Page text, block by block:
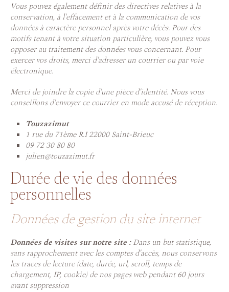
Vous pouvez également définir des directives relatives à la
conservation, à l'effacement et à la communication de vos
données à caractère personnel après votre décès. Pour des
motifs tenant à votre situation particulière, vous pouvez vous
opposer au traitement des données vous concernant. Pour
exercer vos droits, merci d'adresser un courrier ou par voie
électronique.
Merci de joindre la copie d'une pièce d'identité. Nous vous
conseillons d'envoyer ce courrier en mode accusé de réception.
Touzazimut
1 rue du 71ème R.I 22000 Saint-Brieuc
09 72 30 80 80
julien@touzazimut.fr
Durée de vie des données
personnelles
Données de gestion du site internet
Données de visites sur notre site :Dans un but statistique,
sans rapprochement avec les comptes d'accès, nous conservons
les traces de lecture (date, durée, url, scroll, temps de
chargement, IP, cookie) de nos pages web pendant 60 jours
avant suppression